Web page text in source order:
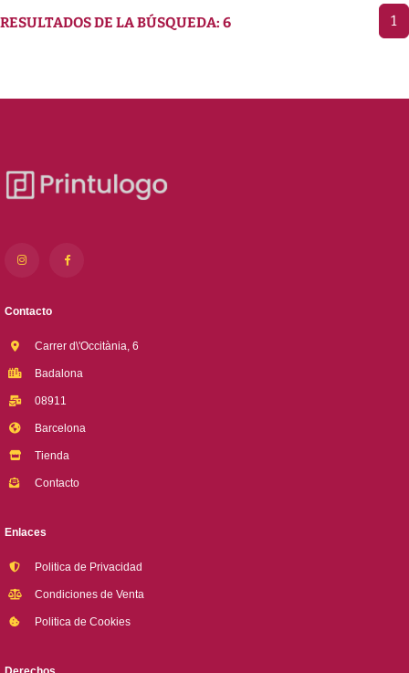
1
RESULTADOS DE LA BÚSQUEDA: 6
Contacto
Carrer d\'Occitània, 6
Badalona
08911
Barcelona
Tienda
Contacto
Enlaces
Politica de Privacidad
Condiciones de Venta
Politica de Cookies
Derechos